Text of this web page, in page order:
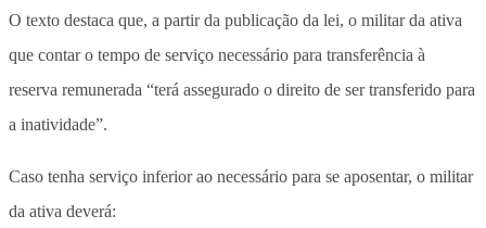
O texto destaca que, a partir da publicação da lei, o militar da ativa
que contar o tempo de serviço necessário para transferência à
reserva remunerada “terá assegurado o direito de ser transferido para
a inatividade”.
Caso tenha serviço inferior ao necessário para se aposentar, o militar
da ativa deverá: